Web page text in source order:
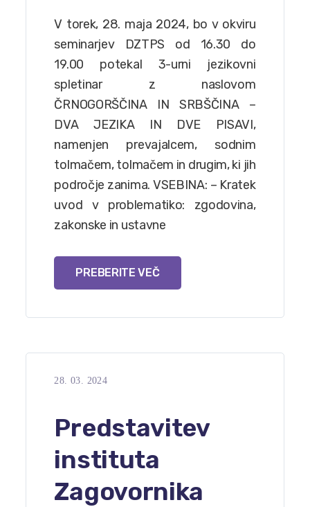
V torek, 28. maja 2024, bo v okviru
seminarjev DZTPS od 16.30 do
19.00 potekal 3-urni jezikovni
spletinar z naslovom
ČRNOGORŠČINA IN SRBŠČINA –
DVA JEZIKA IN DVE PISAVI,
namenjen prevajalcem, sodnim
tolmačem, tolmačem in drugim, ki jih
področje zanima. VSEBINA: – Kratek
uvod v problematiko: zgodovina,
zakonske in ustavne
PREBERITE VEČ
28. 03. 2024
Predstavitev
instituta
Zagovornika